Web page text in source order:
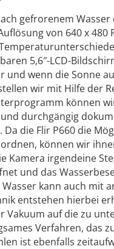
gefrorenem
von 640 x 480
5,6″-LCD-
und wenn die Sonne
wir mit Hilfe der
können
durchgängig
Da die Flir P660 die
können wir
Kamera irgendeine
und das
kann auch mit
entstehen hierbei
Vakuum auf die zu
Verfahren, das
ist ebenfalls